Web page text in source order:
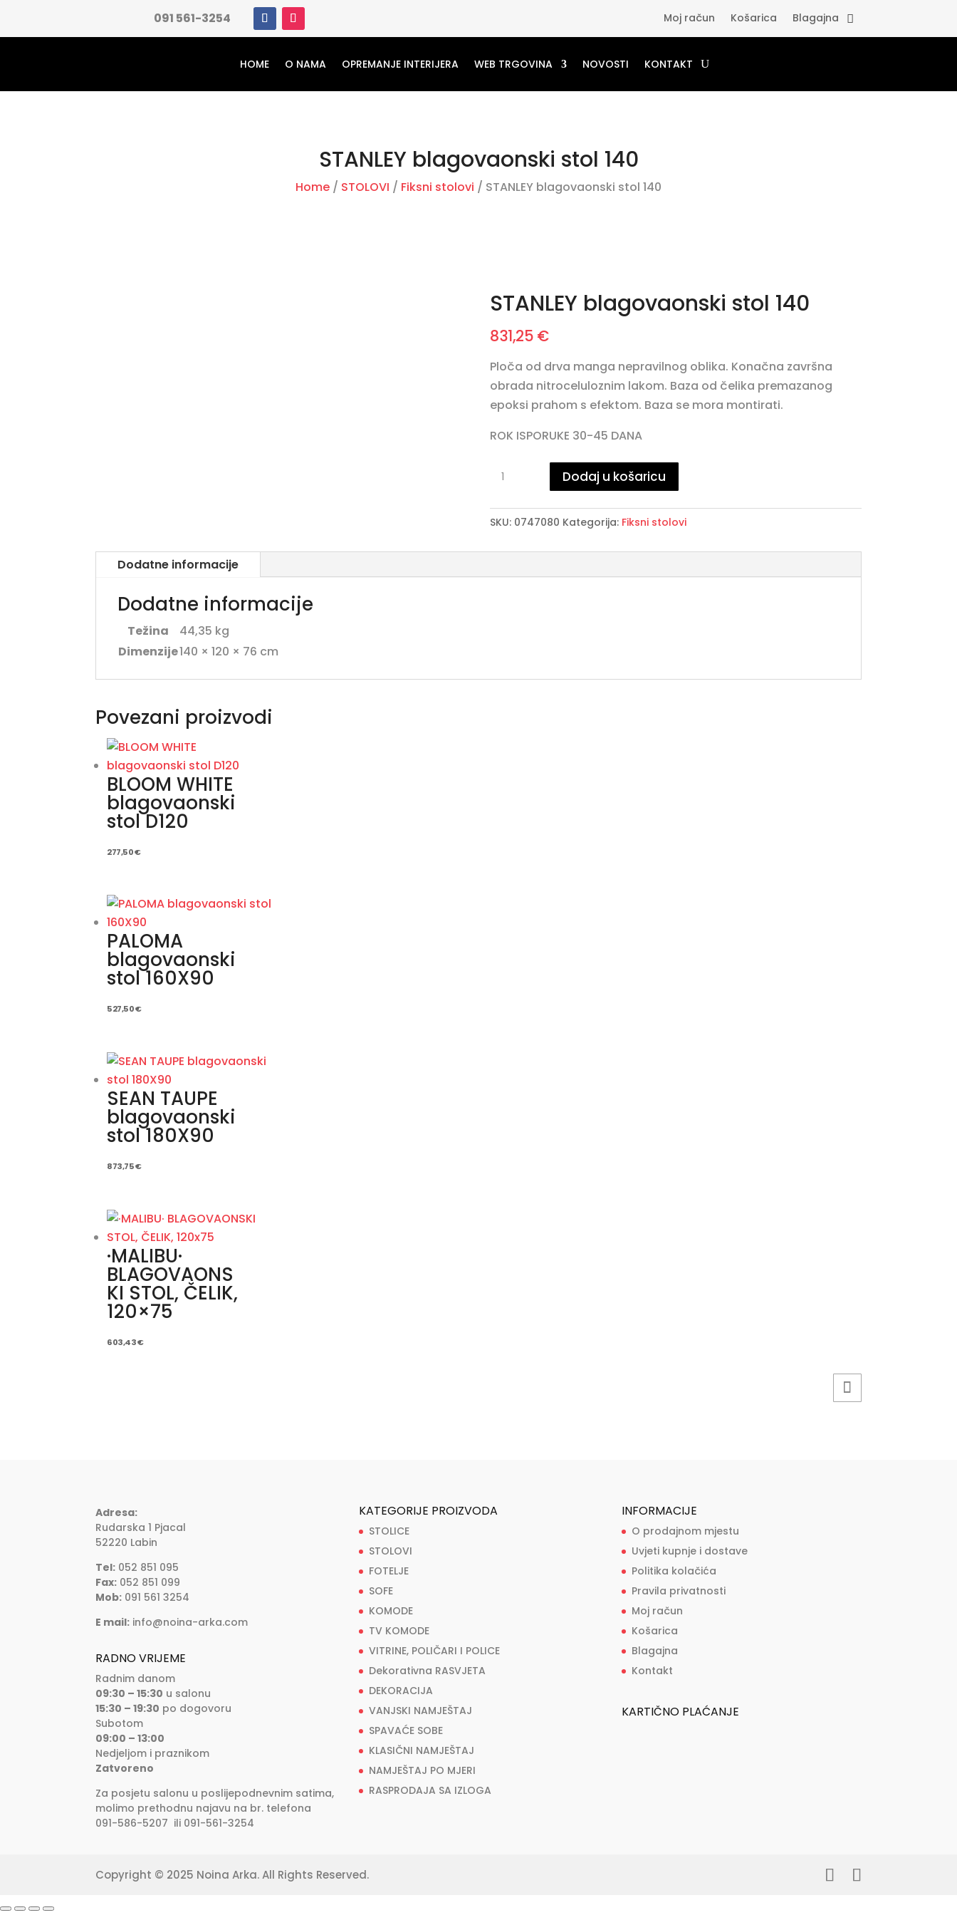
091 561-3254 Moj račun Košarica Blagajna
HOME O NAMA OPREMANJE INTERIJERA WEB TRGOVINA NOVOSTI KONTAKT
STANLEY blagovaonski stol 140
Home / STOLOVI / Fiksni stolovi / STANLEY blagovaonski stol 140
STANLEY blagovaonski stol 140
831,25 €
Ploča od drva manga nepravilnog oblika. Konačna završna
obrada nitroceluloznim lakom. Baza od čelika premazanog
epoksi prahom s efektom. Baza se mora montirati.
ROK ISPORUKE 30-45 DANA
blagovaonski
stol
140
Dodaj u košaricu
SKU: 0747080 Kategorija: Fiksni stolovi
Dodatne informacije
Dodatne informacije
Težina
44,35 kg
Dimenzije140 × 120 × 76 cm
Povezani proizvodi
BLOOM WHITE
blagovaonski
stol D120
277,50€
PALOMA
blagovaonski
stol 160X90
527,50€
SEAN TAUPE
blagovaonski
stol 180X90
873,75€
·MALIBU·
BLAGOVAONS
KI STOL, ČELIK,
120×75
603,43€
Adresa:
Rudarska 1 Pjacal
52220 Labin
Tel: 052 851 095
Fax: 052 851 099
Mob: 091 561 3254
E mail: info@noina-arka.com
RADNO VRIJEME
Radnim danom
09:30 – 15:30 u salonu
15:30 – 19:30 po dogovoru
Subotom
09:00 – 13:00
Nedjeljom i praznikom
Zatvoreno
Za posjetu salonu u poslijepodnevnim satima,
molimo prethodnu najavu na br. telefona
091-586-5207 ili 091-561-3254
KATEGORIJE PROIZVODA
STOLICE
STOLOVI
FOTELJE
SOFE
KOMODE
TV KOMODE
VITRINE, POLIČARI I POLICE
Dekorativna RASVJETA
DEKORACIJA
VANJSKI NAMJEŠTAJ
SPAVAĆE SOBE
KLASIČNI NAMJEŠTAJ
NAMJEŠTAJ PO MJERI
RASPRODAJA SA IZLOGA
INFORMACIJE
O prodajnom mjestu
Uvjeti kupnje i dostave
Politika kolačića
Pravila privatnosti
Moj račun
Košarica
Blagajna
Kontakt
KARTIČNO PLAĆANJE
Copyright © 2025 Noina Arka. All Rights Reserved.